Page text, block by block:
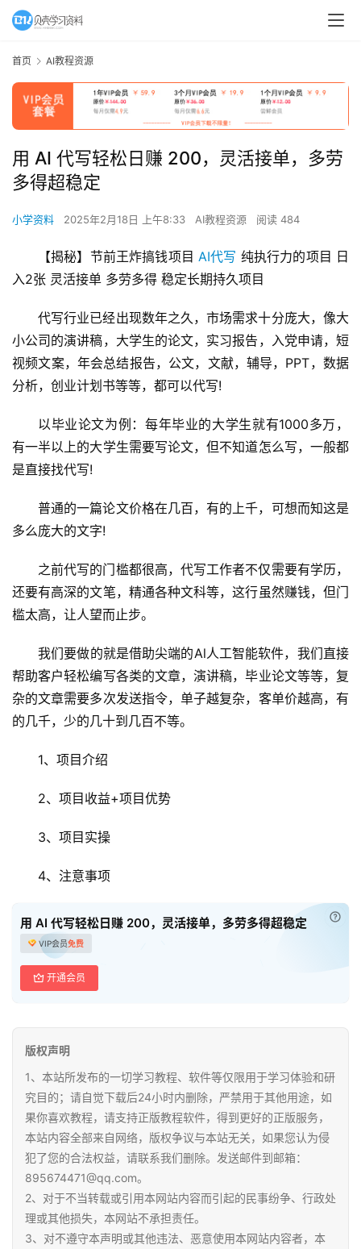
首
页
婴
A
程
资
源
体
高
中
资
料
儿
童
国
学
登录
首页 AI教程资源
用 AI 代写轻松日赚 200，灵活接单，多劳
多得超稳定
小学资料 2025年2月18日 上午8:33 AI教程资源 阅读 484
【揭秘】节前王炸搞钱项目 AI代写 纯执行力的项目 日
入2张 灵活接单 多劳多得 稳定长期持久项目
代写行业已经出现数年之久，市场需求十分庞大，像大
小公司的演讲稿，大学生的论文，实习报告，入党申请，短
视频文案，年会总结报告，公文，文献，辅导，PPT，数据
分析，创业计划书等等，都可以代写!
以毕业论文为例：每年毕业的大学生就有1000多万，
有一半以上的大学生需要写论文，但不知道怎么写，一般都
是直接找代写!
普通的一篇论文价格在几百，有的上千，可想而知这是
多么庞大的文字!
之前代写的门槛都很高，代写工作者不仅需要有学历，
还要有高深的文笔，精通各种文科等，这行虽然赚钱，但门
槛太高，让人望而止步。
我们要做的就是借助尖端的Al人工智能软件，我们直接
帮助客户轻松编写各类的文章，演讲稿，毕业论文等等，复
杂的文章需要多次发送指令，单子越复杂，客单价越高，有
的几千，少的几十到几百不等。
1、项目介绍
2、项目收益+项目优势
3、项目实操
4、注意事项
用 AI 代写轻松日赚 200，灵活接单，多劳多得超稳定
VIP会员免费
开通会员
版权声明
1、本站所发布的一切学习教程、软件等仅限用于学习体验和研
究目的；请自觉下载后24小时内删除，严禁用于其他用途，如
果你喜欢教程，请支持正版教程软件，得到更好的正版服务，
本站内容全部来自网络，版权争议与本站无关，如果您认为侵
犯了您的合法权益，请联系我们删除。发送邮件到邮箱：
895674471@qq.com。
2、对于不当转载或引用本网站内容而引起的民事纷争、行政处
理或其他损失，本网站不承担责任。
3、对不遵守本声明或其他违法、恶意使用本网站内容者，本